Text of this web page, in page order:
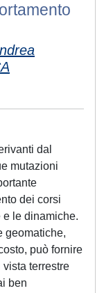
dal
mutazioni
dei corsi
e le dinamiche.
geomatiche,
può fornire
terrestre
ben